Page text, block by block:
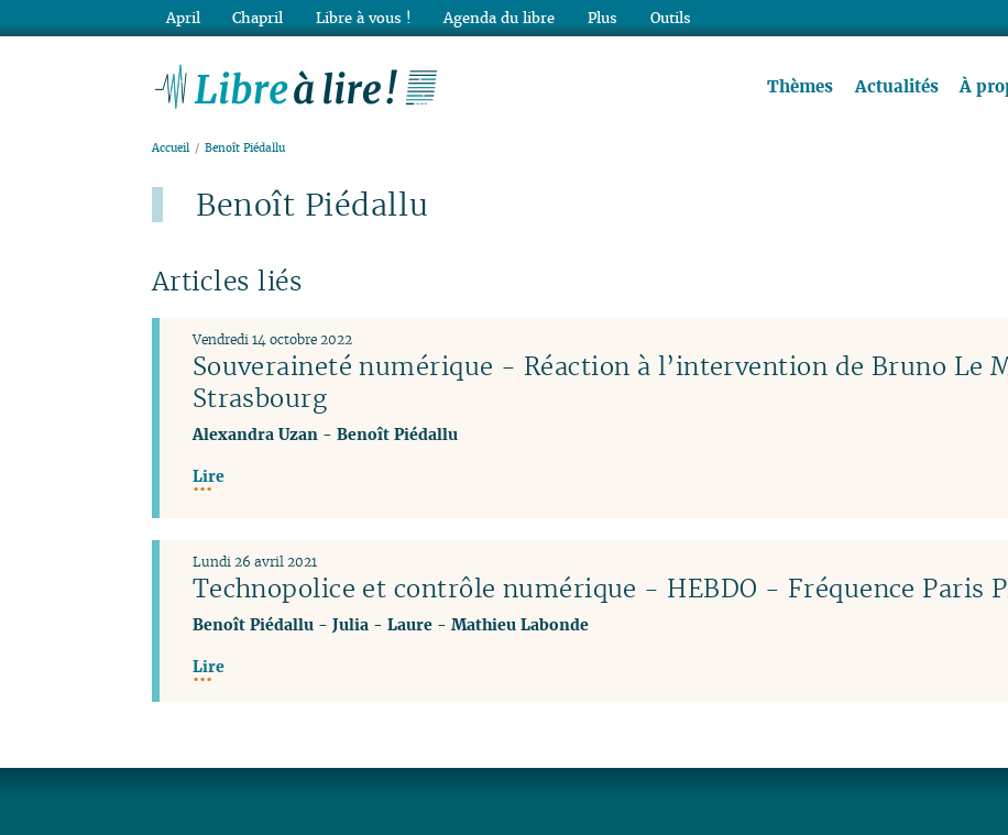
Thèmes Actualités À
Accueil Benoît Piédallu
Benoît Piédallu
Articles liés
Souveraineté numérique - Réaction à l’intervention de Bruno Le
Strasbourg
Vendredi 14 octobre 2022
Alexandra Uzan- Benoît Piédallu
Lire
Technopolice et contrôle numérique - HEBDO - Fréquence Paris
Lundi 26 avril 2021
Benoît Piédallu- Julia- Laure- Mathieu Labonde
Lire
April Chapril Libre à vous ! Agenda du libre Plus Outils